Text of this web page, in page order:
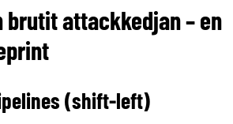
brutit attackkedjan – en
(shift-left)